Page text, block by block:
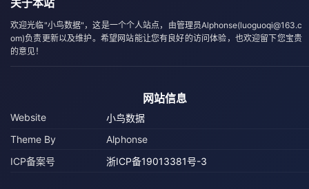
欢迎光临"小鸟数据"，这是一个个人站点，由管理员Alphonse(luoguoqi@163.c
om)负责更新以及维护。希望网站能让您有良好的访问体验，也欢迎留下您宝贵
的意见！
网站信息
Website
小鸟数据
Theme By
Alphonse
ICP备案号
浙ICP备19013381号-3